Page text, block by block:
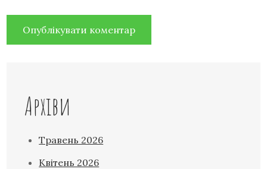
Архіви
Травень 2026
Квітень 2026